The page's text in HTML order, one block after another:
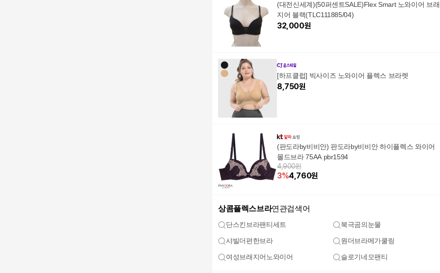
(대전신세계)(50퍼센트SALE)Flex Smart 노와이어 브래
지어 블랙(TLC111885/04)
32,000원
[하프클럽] 빅사이즈 노와이어 플렉스 브라렛
8,750원
(판도라by비비안) 판도라by비비안 하이플렉스 와이어
몰드브라 75AA pbr1594
4,900원
3%4,760원
상콤플렉스브라연관검색어
단스킨브라팬티세트 북극곰의눈물
샤빌더편한브라 원더브라메가쿨링
여성브래지어노와이어 슬로기네모팬티